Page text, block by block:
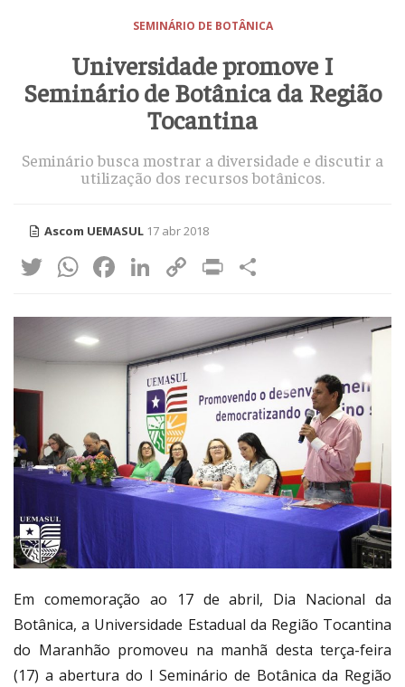
SEMINÁRIO DE BOTÂNICA
Universidade promove I
Seminário de Botânica da Região
Tocantina
Seminário busca mostrar a diversidade e discutir a
utilização dos recursos botânicos.
Ascom UEMASUL 17 abr 2018
Twitter
WhatsApp
Facebook
LinkedIn
CopyPrint
Em comemoração ao 17 de abril, Dia Nacional da
Botânica, a Universidade Estadual da Região Tocantina
do Maranhão promoveu na manhã desta terça-feira
(17) a abertura do I Seminário de Botânica da Região